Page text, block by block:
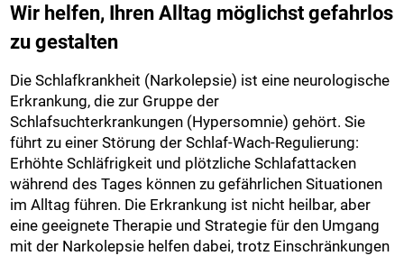
Wir helfen, Ihren Alltag möglichst gefahrlos
zu gestalten
Die Schlafkrankheit (Narkolepsie) ist eine neurologische
Erkrankung, die zur Gruppe der
Schlafsuchterkrankungen (Hypersomnie) gehört. Sie
führt zu einer Störung der Schlaf-Wach-Regulierung:
Erhöhte Schläfrigkeit und plötzliche Schlafattacken
während des Tages können zu gefährlichen Situationen
im Alltag führen. Die Erkrankung ist nicht heilbar, aber
eine geeignete Therapie und Strategie für den Umgang
mit der Narkolepsie helfen dabei, trotz Einschränkungen